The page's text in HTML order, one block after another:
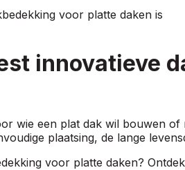
voor platte daken is
innovatieve
wie een plat dak wil bouwen
plaatsing, de lange
voor platte daken?